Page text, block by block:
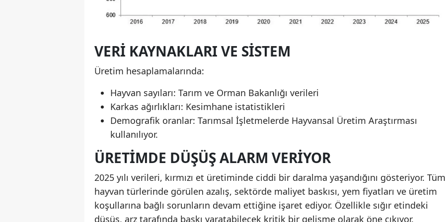
VERI KAYNAKLARI VE SISTEM
Üretim hesaplamalarında:
Hayvan sayıları: Tarım ve Orman Bakanlığı verileri
Karkas ağırlıkları: Kesimhane istatistikleri
Demografik oranlar: Tarımsal İşletmelerde Hayvansal Üretim Araştırması
kullanılıyor.
ÜRETIMDE DÜŞÜŞ ALARM VERIYOR
2025 yılı verileri, kırmızı et üretiminde ciddi bir daralma yaşandığını gösteriyor. Tüm
hayvan türlerinde görülen azalış, sektörde maliyet baskısı, yem fiyatları ve üretim
koşullarına bağlı sorunların devam ettiğine işaret ediyor. Özellikle sığır etindeki
düşüş, arz tarafında baskı yaratabilecek kritik bir gelişme olarak öne çıkıyor.